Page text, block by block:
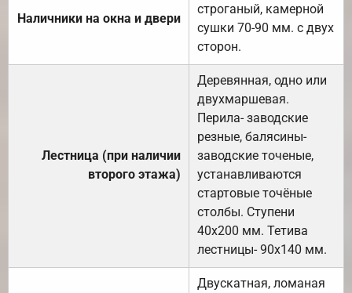
Наличники на окна и двери
строганый, камерной
сушки 70-90 мм. с двух
сторон.
Лестница (при наличии
второго этажа)
Деревянная, одно или
двухмаршевая.
Перила- заводские
резные, балясины-
заводские точеные,
устанавливаются
стартовые точёные
столбы. Ступени
40х200 мм. Тетива
лестницы- 90х140 мм.
Двускатная, ломаная